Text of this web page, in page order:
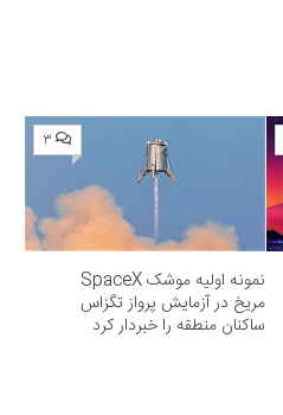
۳
نمونه اولیه موشک SpaceX
مریخ در آزمایش پرواز تگزاس
ساکنان منطقه را خبردار کرد